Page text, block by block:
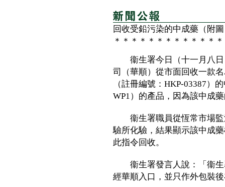
回收受鉛污染的中成藥（附
＊＊＊＊＊＊＊＊＊＊＊＊
衞生署今日（十一月八日
司（華順）從市面回收一款
（註冊編號：HKP-03387）
WP1）的產品，因為該中
衞生署職員從恆常市場監
驗所化驗，結果顯示該中成
此指令回收。
衞生署發言人說：「衞生
經華順入口，並只作外包裝